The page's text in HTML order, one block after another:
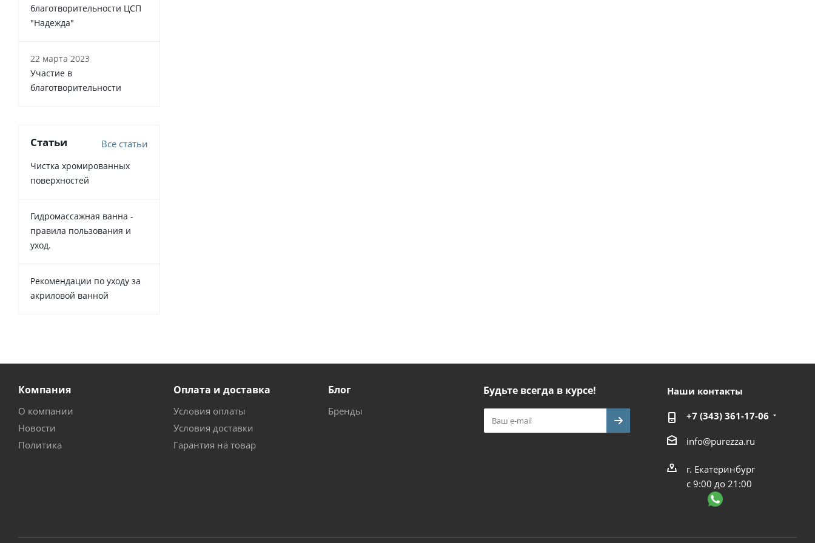
благотворительности ЦСП
"Надежда"
22 марта 2023
Участие в
благотворительности
Статьи Все статьи
Чистка хромированных
поверхностей
Гидромассажная ванна -
правила пользования и
уход.
Рекомендации по уходу за
акриловой ванной
Компания
О компании
Новости
Политика
Оплата и доставка
Условия оплаты
Условия доставки
Гарантия на товар
Блог
Бренды
Будьте всегда в курсе! Наши контакты
+7 (343) 361-17-06
info@purezza.ru
г. Екатеринбург
с 9:00 до 21:00